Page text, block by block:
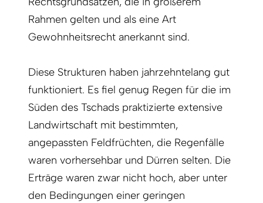
Rahmen gelten und als eine Art
Gewohnheitsrecht anerkannt sind.
Diese Strukturen haben jahrzehntelang gut
funktioniert. Es fiel genug Regen für die im
Süden des Tschads praktizierte extensive
Landwirtschaft mit bestimmten,
angepassten Feldfrüchten, die Regenfälle
waren vorhersehbar und Dürren selten. Die
Erträge waren zwar nicht hoch, aber unter
den Bedingungen einer geringen